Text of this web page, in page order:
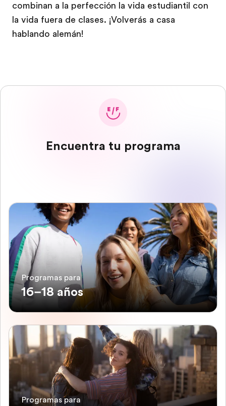
combinan a la perfección la vida estudiantil con
la vida fuera de clases. ¡Volverás a casa
hablando alemán!
Encuentra tu programa
Programas para
16–18 años
Programas para